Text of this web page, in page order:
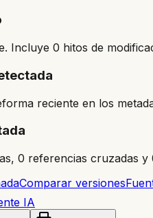
Incluye 0 hitos de
reciente en los
0 referencias cruzadas
Comparar versiones
IA